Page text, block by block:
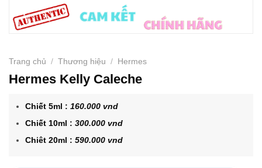
Trang chủ / Thương hiệu / Hermes
Hermes Kelly Caleche
Chiết 5ml :160.000 vnd
Chiết 10ml :300.000 vnd
Chiêt 20ml :590.000 vnd